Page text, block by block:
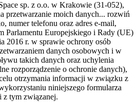
sp. z o.o. w Krakowie (31-052),
przetwarzanie moich danych... rozwiń
numer telefonu oraz adres e-mail,
Parlamentu Europejskiego i Rady (UE)
2016 r. w sprawie ochrony osób
danych osobowych i w
takich danych oraz uchylenia
rozporządzenie o ochronie danych),
otrzymania informacji w związku z
niniejszego formularza
z tym związanej.